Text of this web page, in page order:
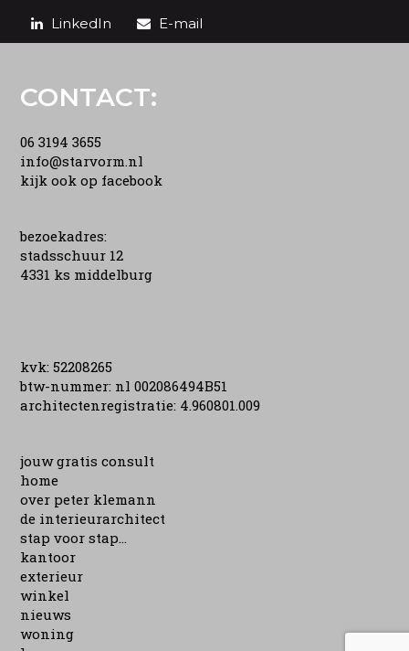
LinkedIn
E-mail
CONTACT:
06 3194 3655
info@starvorm.nl
kijk ook op facebook
bezoekadres:
stadsschuur 12
4331 ks middelburg
kvk: 52208265
btw-nummer: nl 002086494B51
architectenregistratie: 4.960801.009
jouw gratis consult
home
over peter klemann
de interieurarchitect
stap voor stap...
kantoor
exterieur
winkel
nieuws
woning